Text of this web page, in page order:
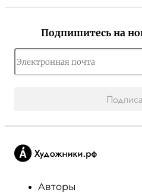
Подпишитесь на
Авторы